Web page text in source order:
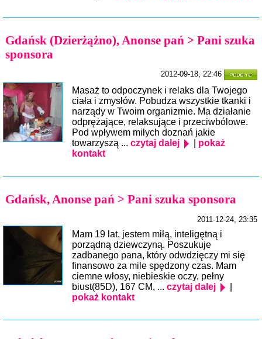
Gdańsk (Dzierżążno), Anonse pań > Pani szuka
sponsora
2012-09-18, 22:46
Masaż to odpoczynek i relaks dla Twojego
ciała i zmysłów. Pobudza wszystkie tkanki i
narządy w Twoim organizmie. Ma działanie
odprężające, relaksujące i przeciwbólowe.
Pod wpływem miłych doznań jakie
towarzyszą ... czytaj dalej
pokaż
kontakt
Gdańsk, Anonse pań > Pani szuka sponsora
2011-12-24, 23:35
Mam 19 lat, jestem miłą, inteligętną i
porządną dziewczyną. Poszukuje
zadbanego pana, który odwdzięczy mi się
finansowo za mile spędzony czas. Mam
ciemne włosy, niebieskie oczy, pełny
biust(85D), 167 CM, ... czytaj dalej
pokaż kontakt